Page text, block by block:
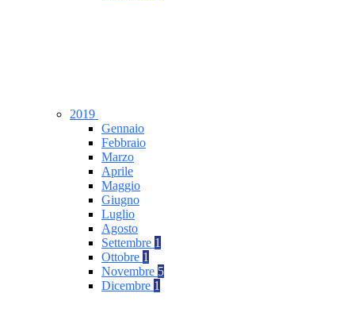
2019
Gennaio
Febbraio
Marzo
Aprile
Maggio
Giugno
Luglio
Agosto
Settembre 1
Ottobre 1
Novembre 5
Dicembre 1